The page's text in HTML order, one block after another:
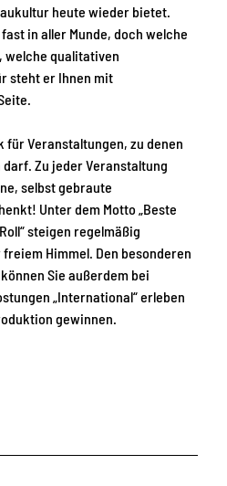
heute wieder bietet.
in aller Munde, doch welche
welche qualitativen
steht er Ihnen mit
Veranstaltungen, zu denen
Zu jeder Veranstaltung
selbst gebraute
Unter dem Motto „Beste
steigen regelmäßig
Himmel. Den besonderen
Sie außerdem bei
„International“ erleben
gewinnen.